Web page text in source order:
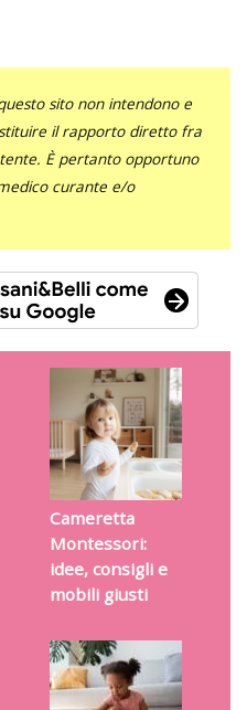
sito non intendono e
il rapporto diretto fra
È pertanto opportuno
curante e/o
Cameretta
Montessori:
idee, consigli e
mobili giusti